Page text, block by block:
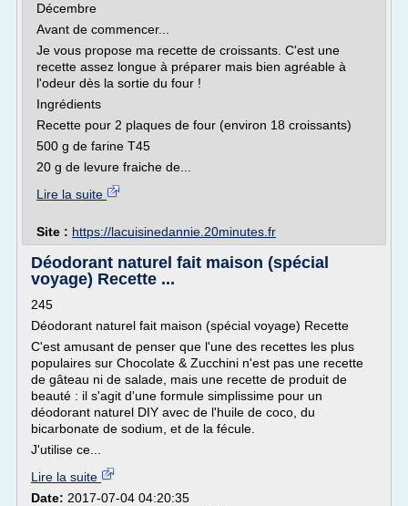
Décembre
Avant de commencer...
Je vous propose ma recette de croissants. C'est une
recette assez longue à préparer mais bien agréable à
l'odeur dès la sortie du four !
Ingrédients
Recette pour 2 plaques de four (environ 18 croissants)
500 g de farine T45
20 g de levure fraiche de...
Lire la suite
Site : https://lacuisinedannie.20minutes.fr
Déodorant naturel fait maison (spécial
voyage) Recette ...
245
Déodorant naturel fait maison (spécial voyage) Recette
C'est amusant de penser que l'une des recettes les plus
populaires sur Chocolate & Zucchini n'est pas une recette
de gâteau ni de salade, mais une recette de produit de
beauté : il s'agit d'une formule simplissime pour un
déodorant naturel DIY avec de l'huile de coco, du
bicarbonate de sodium, et de la fécule.
J'utilise ce...
Lire la suite
Date: 2017-07-04 04:20:35